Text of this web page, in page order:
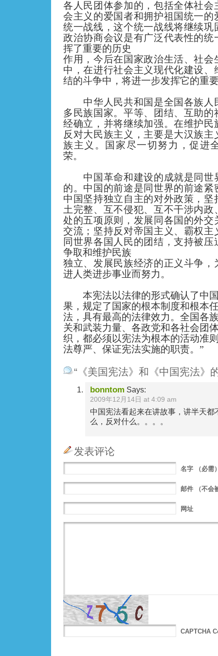
各人民团体参加的，包括全体社会
会主义的爱国者和拥护祖国统一的
统一战线，这个统一战线将继续巩
政治协商会议是有广泛代表性的统
挥了重要的历史
作用，今后在国家政治生活、社会
中，在进行社会主义现代化建设、
结的斗争中，将进一步发挥它的重
中华人民共和国是全国各族人
多民族国家。平等、团结、互助的
经确立，并将继续加强。在维护民
反对大民族主义，主要是大汉族
族主义。国家尽一切努力，促进
荣。
中国革命和建设的成就是同世
的。中国的前途是同世界的前途紧
中国坚持独立自主的对外政策，坚
土完整、互不侵犯、互不干涉内
处的五项原则，发展同各国的外交
交流；坚持反对帝国主义、霸权主
同世界各国人民的团结，支持被
争取和维护民族
独立、发展民族经济的正义斗争，
进人类进步事业而努力。
本宪法以法律的形式确认了中国
果，规定了国家的根本制度和根本
法，具有最高的法律效力。全国各
关和武装力量、各政党和各社会团
织，都必须以宪法为根本的活动准
法尊严、保证宪法实施的职责。”
“《美国宪法》和《中国宪法》
bonntom Says:
2009年12月14日 at 4:09 am
中国宪法看起来在讲故事，讲半天都
么，反对什么。。。。
发表评论
名字 （必需
邮件 （不会
网址
CAPTCHA